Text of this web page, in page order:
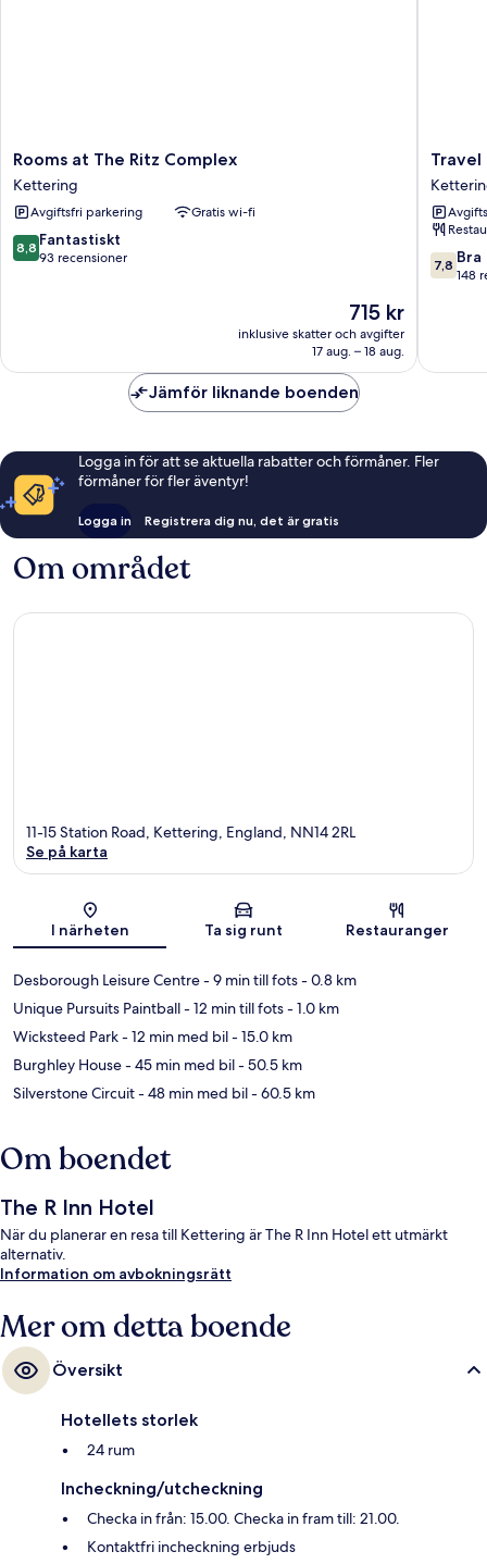
Rooms
at
The
Ritz
Complex
Kettering
Rooms at The Ritz Complex
Kettering
Avgiftsfri parkering Gratis wi-fi
8.8
av
8,8 Fantastiskt
93 recensioner
Priset
är
715 kr
715 kr
inklusive skatter och avgifter
17 aug. – 18 aug.
Travel
Plaza
Hotel
Travel
7.8
av
7,8 Bra
148
Jämför liknande boenden
Logga in för att se aktuella rabatter och förmåner. Fler
förmåner för fler äventyr!
Logga in Registrera dig nu, det är gratis
Om området
Karta
11-15 Station Road, Kettering, England, NN14 2RL
Se på karta
I närheten Ta sig runt Restauranger
Desborough Leisure Centre- 9 min till fots- 0.8 km
Unique Pursuits Paintball- 12 min till fots- 1.0 km
Wicksteed Park- 12 min med bil- 15.0 km
Burghley House- 45 min med bil- 50.5 km
Silverstone Circuit- 48 min med bil- 60.5 km
Om boendet
The R Inn Hotel
När du planerar en resa till Kettering är The R Inn Hotel ett utmärkt
alternativ.
Information om avbokningsrätt
Mer om detta boende
Översikt
Hotellets storlek
24 rum
Incheckning/utcheckning
Checka in från: 15.00. Checka in fram till: 21.00.
Kontaktfri incheckning erbjuds